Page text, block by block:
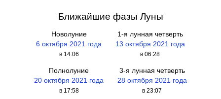
Ближайшие фазы Луны
Новолуние
6 октября 2021 года
в 14:06
1-я лунная четверть
13 октября 2021 года
в 06:28
Полнолуние
20 октября 2021 года
в 17:58
3-я лунная четверть
28 октября 2021 года
в 23:07